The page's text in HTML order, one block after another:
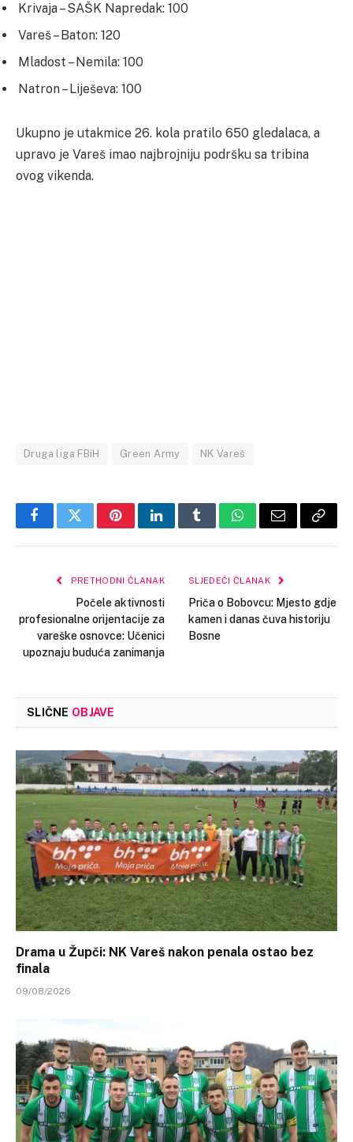
Krivaja – SAŠK Napredak: 100
Vareš – Baton: 120
Mladost – Nemila: 100
Natron – Liješeva: 100
Ukupno je utakmice 26. kola pratilo 650 gledalaca, a
upravo je Vareš imao najbrojniju podršku sa tribina
ovog vikenda.
Druga liga FBiH Green Army NK Vareš
FacebookTwitterPinterestLinkedInTumblrWhatsApp
Email Copy
PRETHODNI ČLANAK
Počele aktivnosti
profesionalne orijentacije za
vareške osnovce: Učenici
upoznaju buduća zanimanja
SLJEDEĆI ČLANAK
Priča o Bobovcu: Mjesto gdje
kamen i danas čuva historiju
Bosne
SLIČNE OBJAVE
Drama u Župči: NK Vareš nakon penala ostao bez
finala
09/08/2026